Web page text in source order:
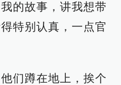
的故事，讲我想带
特别认真，一点官
们蹲在地上，挨个